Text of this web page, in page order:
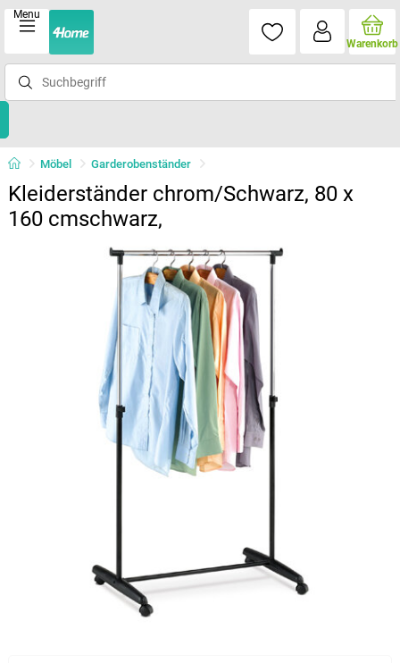
Menu
Warenkorb
Möbel Garderobenständer
Kleiderständer chrom/Schwarz, 80 x
160 cmschwarz,